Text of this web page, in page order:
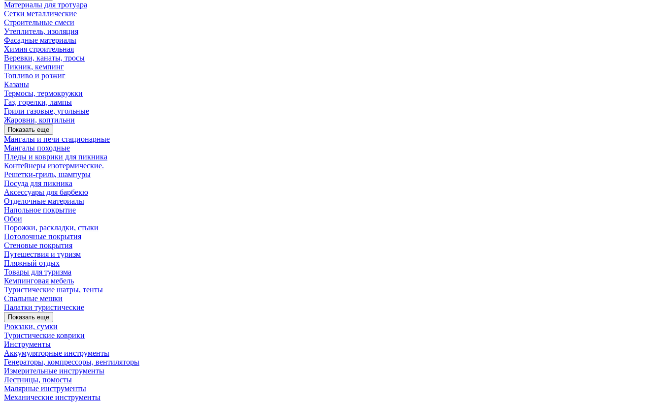
Материалы для тротуара
Сетки металлические
Строительные смеси
Утеплитель, изоляция
Фасадные материалы
Химия строительная
Веревки, канаты, тросы
Пикник, кемпинг
Топливо и розжиг
Казаны
Термосы, термокружки
Газ, горелки, лампы
Грили газовые, угольные
Жаровни, коптильни
Показать еще
Мангалы и печи стационарные
Мангалы походные
Пледы и коврики для пикника
Контейнеры изотермические.
Решетки-гриль, шампуры
Посуда для пикника
Аксессуары для барбекю
Отделочные материалы
Напольное покрытие
Обои
Порожки, раскладки, стыки
Потолочные покрытия
Стеновые покрытия
Путешествия и туризм
Пляжный отдых
Товары для туризма
Кемпинговая мебель
Туристические шатры, тенты
Спальные мешки
Палатки туристические
Показать еще
Рюкзаки, сумки
Туристические коврики
Инструменты
Аккумуляторные инструменты
Генераторы, компрессоры, вентиляторы
Измерительные инструменты
Лестницы, помосты
Малярные инструменты
Механические инструменты